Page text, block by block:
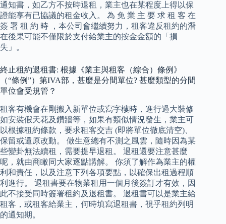
通知書，如乙方不按時退租，業主也在某程度上得以保
證能享有已協議的租金收入。 為 免 業 主 要 求 租 客 在
簽 署 租 約 時 ，本公司會繼續努力，租客違反租約的潛
在後果可能不僅限於支付給業主的按金金額的「損
失」。
終止租約退租書: 根據《業主與租客（綜合）條例》
（“條例”）第IVA部，甚麼是分間單位? 甚麼類型的分間
單位會受規管？
租客有機會在剛搬入新單位或寫字樓時，進行過大裝修
如安裝假天花及鑽牆等，如果有類似情況發生，業主可
以根據租約條款，要求租客交吉 (即將單位徹底清空)、
保留或還原改動。 做生意總有不測之風雲，隨時因為某
些變卦無法續租，需要提早退租。 退租還要注意甚麼
呢，就由商瞰同大家逐點講解。 你須了解作為業主的權
利和責任，以及注意下列各項要點，以確保出租過程順
利進行。 退租書要在物業租用一個月後簽訂才有效，因
此不接受同時簽署租約及退租書。 退租書可以是業主給
租客，或租客給業主，何時填寫退租書，視乎租約列明
的通知期。